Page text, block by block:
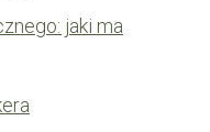
jaki ma